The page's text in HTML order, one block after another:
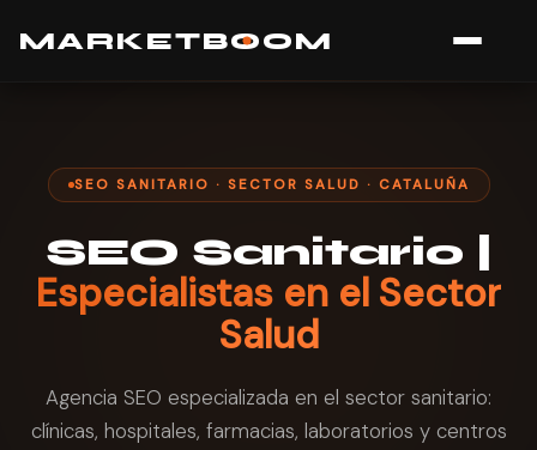
MARK ETBOOM
SEO SANITARIO · SECTOR SALUD · CATALUÑA
SEO Sanitario |
Especialistas en el Sector
Salud
Agencia SEO especializada en el sector sanitario:
clínicas, hospitales, farmacias, laboratorios y centros